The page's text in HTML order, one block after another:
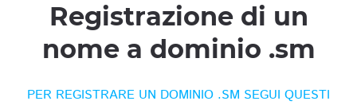
Registrazione di un
nome a dominio .sm
PER REGISTRARE UN DOMINIO .SM SEGUI QUESTI